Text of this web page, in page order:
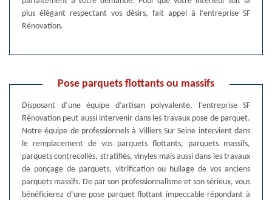
plus élégant respectant vos désirs, fait appel à l’entreprise SF
Rénovation.
Pose parquets flottants ou massifs
Disposant d’une équipe d’artisan polyvalente, l’entreprise SF
Rénovation peut aussi intervenir dans les travaux pose de parquet.
Notre équipe de professionnels à Villiers Sur Seine intervient dans
le remplacement de vos parquets flottants, parquets massifs,
parquets contrecollés, stratifiés, vinyles mais aussi dans les travaux
de ponçage de parquets, vitrification ou huilage de vos anciens
parquets massifs. De par son professionnalisme et son sérieux, vous
bénéficierez d’une pose parquet flottant impeccable répondant à